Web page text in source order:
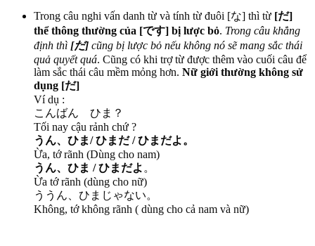
Trong câu nghi vấn danh từ và tính từ đuôi [な] thì từ [だ]
thể thông thường của [です] bị lược bỏ. Trong câu khẳng
định thì [だ] cũng bị lược bỏ nếu không nó sẽ mang sắc thái
quả quyết quá. Cũng có khi trợ từ được thêm vào cuối câu để
làm sắc thái câu mềm mỏng hơn. Nữ giới thường không sử
dụng [だ]
Ví dụ :
こんばん ひま？
Tối nay cậu rảnh chứ ?
うん、ひま/ ひまだ / ひまだよ。
Ừa, tớ rãnh (Dùng cho nam)
うん、ひま / ひまだよ 。
Ừa tớ rãnh (dùng cho nữ)
ううん、ひまじゃない。
Không, tớ không rãnh ( dùng cho cả nam và nữ)